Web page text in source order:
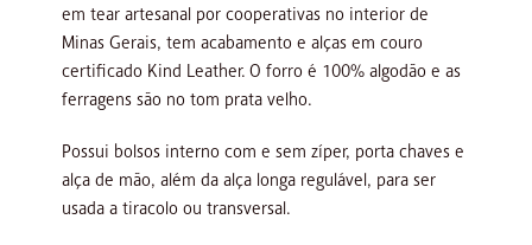
em tear artesanal por cooperativas no interior de
Minas Gerais, tem acabamento e alças em couro
certificado Kind Leather. O forro é 100% algodão e as
ferragens são no tom prata velho.
Possui bolsos interno com e sem zíper, porta chaves e
alça de mão, além da alça longa regulável, para ser
usada a tiracolo ou transversal.